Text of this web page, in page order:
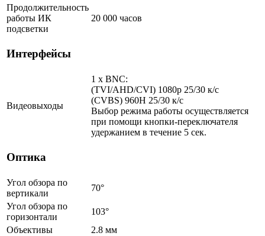
Продолжительность
работы ИК
подсветки
20 000 часов
Интерфейсы
Видеовыходы
1 x BNC:
(TVI/AHD/CVI) 1080p 25/30 к/с
(CVBS) 960H 25/30 к/с
Выбор режима работы осуществляется
при помощи кнопки-переключателя
удержанием в течение 5 сек.
Оптика
Угол обзора по
вертикали
70°
Угол обзора по
горизонтали
103°
Объективы
2.8 мм